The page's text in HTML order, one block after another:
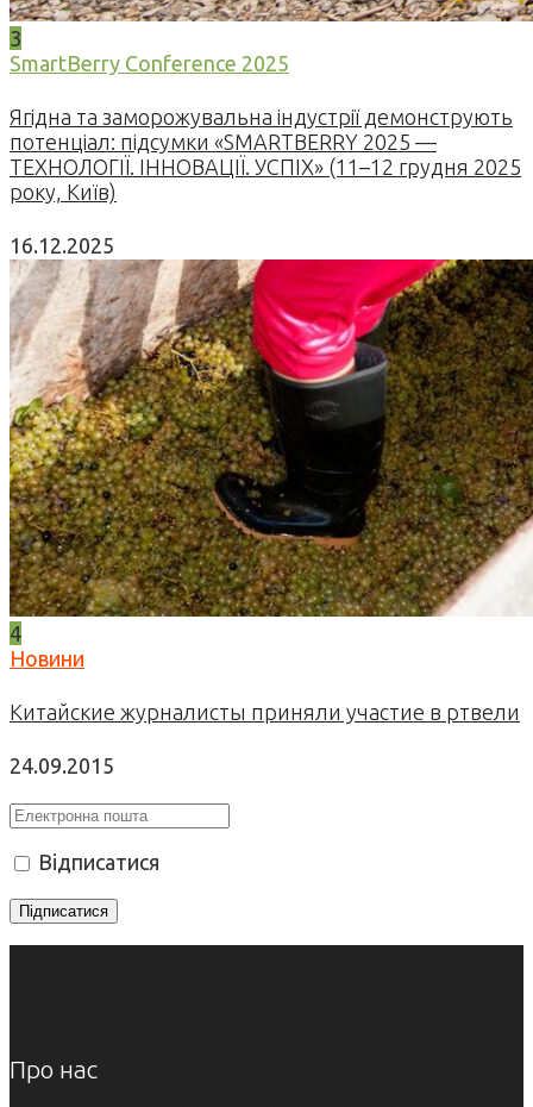
3
SmartBerry Conference 2025
Ягідна та заморожувальна індустрії демонструють
потенціал: підсумки «SMARTBERRY 2025 —
ТЕХНОЛОГІЇ. ІННОВАЦІЇ. УСПІХ» (11–12 грудня 2025
року, Київ)
16.12.2025
4
Новини
Китайские журналисты приняли участие в ртвели
24.09.2015
Відписатися
Про нас